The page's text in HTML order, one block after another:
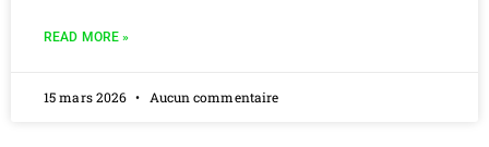
READ MORE »
15 mars 2026 Aucun commentaire